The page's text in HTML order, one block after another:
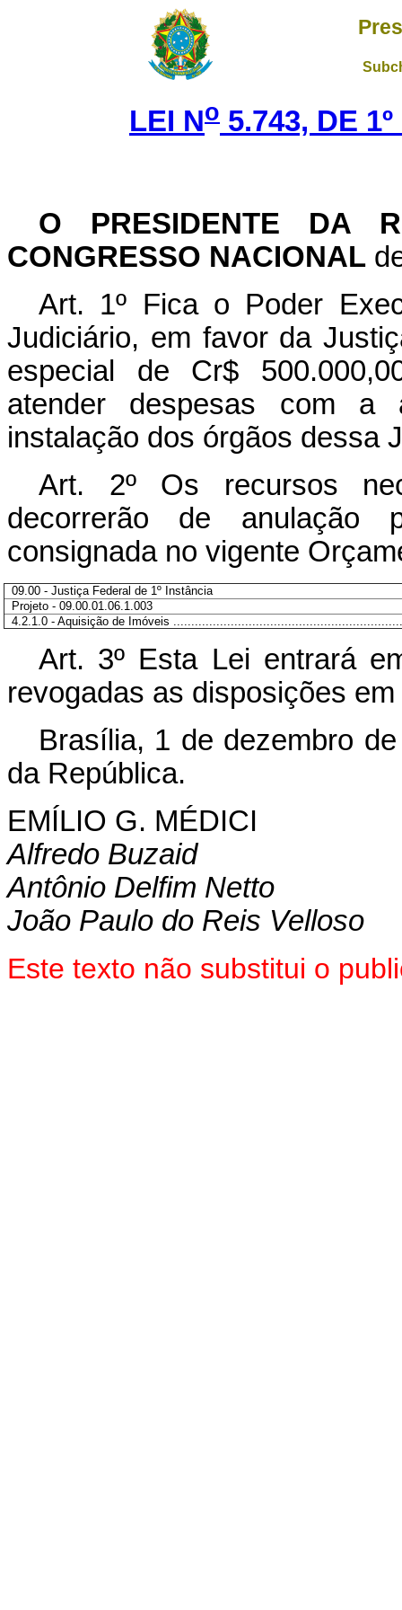
LEI No 5.743, DE
O PRESIDENTE DA
CONGRESSO NACIONAL
Art. 1º Fica o Poder
Judiciário, em favor da
especial de Cr$
atender despesas com a
instalação dos órgãos dessa
Art. 2º Os recursos
decorrerão de anulação
consignada no vigente
09.00 - Justiça Federal de 1º Instância
Projeto - 09.00.01.06.1.003
4.2.1.0 - Aquisição de Imóveis
Art. 3º Esta Lei entrará
revogadas as disposições
Brasília, 1 de dezembro
da República.
EMÍLIO G. MÉDICI
Alfredo Buzaid
Antônio Delfim Netto
João Paulo do Reis Velloso
Este texto não substitui o